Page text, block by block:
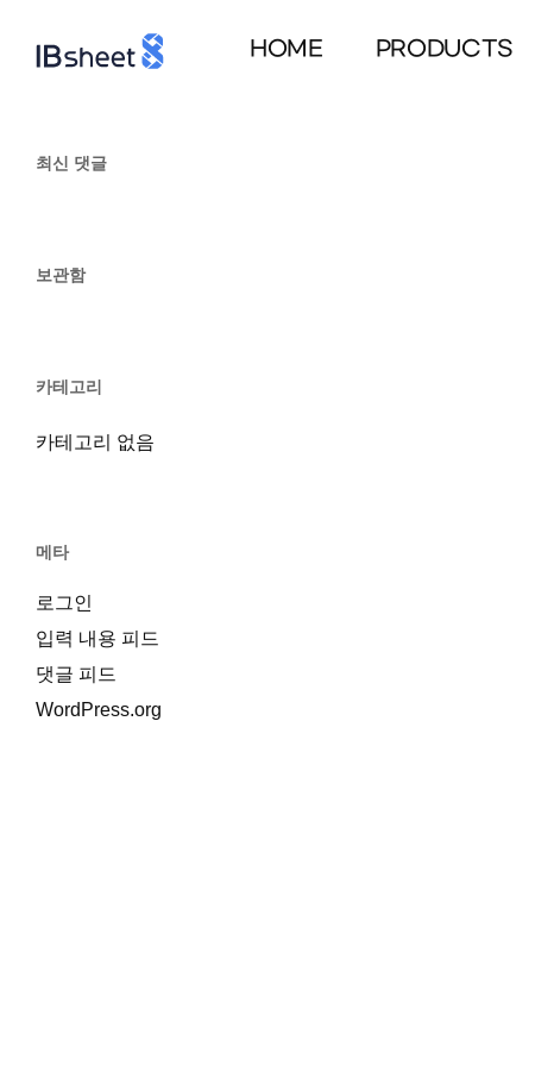
main
HOME PRODUCTS
최신 댓글
보관함
카테고리
카테고리 없음
메타
로그인
입력 내용 피드
댓글 피드
WordPress.org